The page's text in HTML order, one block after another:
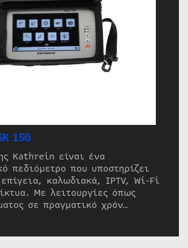
150
Kathrein είναι ένα
πεδιόμετρο που υποστηρίζει
καλωδιακά, IPTV, Wi-Fi
Με λειτουργίες όπως
σε πραγματικό χρόν…